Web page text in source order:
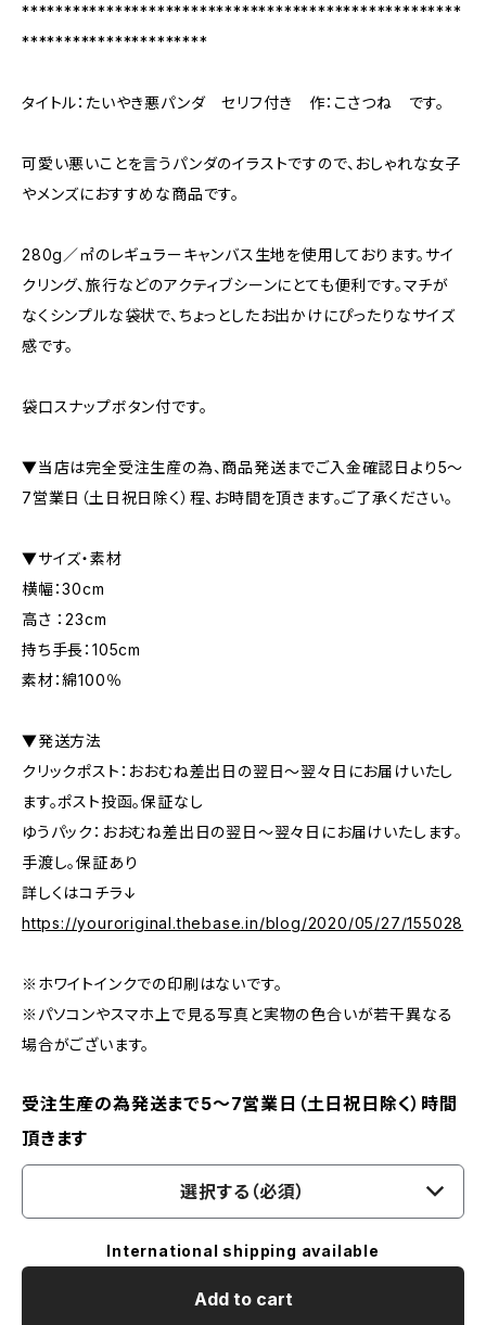
****************************************************
**********************
タイトル：たいやき悪パンダ セリフ付き 作：こさつね です。
可愛い悪いことを言うパンダのイラストですので、おしゃれな女子
やメンズにおすすめな商品です。
280g／㎡のレギュラーキャンバス生地を使用しております。サイ
クリング、旅行などのアクティブシーンにとても便利です。マチが
なくシンプルな袋状で、ちょっとしたお出かけにぴったりなサイズ
感です。
袋口スナップボタン付です。
▼当店は完全受注生産の為、商品発送までご入金確認日より5〜
7営業日（土日祝日除く）程、お時間を頂きます。ご了承ください。
▼サイズ・素材
横幅：30cm
高さ ：23cm
持ち手長：105cm
素材：綿100％
▼発送方法
クリックポスト：おおむね差出日の翌日〜翌々日にお届けいたし
ます。ポスト投函。保証なし
ゆうパック：おおむね差出日の翌日〜翌々日にお届けいたします。
手渡し。保証あり
詳しくはコチラ↓
https://youroriginal.thebase.in/blog/2020/05/27/155028
※ホワイトインクでの印刷はないです。
※パソコンやスマホ上で見る写真と実物の色合いが若干異なる
場合がございます。
受注生産の為発送まで5～7営業日（土日祝日除く）時間
頂きます
選択する（必須）
International shipping available
Add to cart